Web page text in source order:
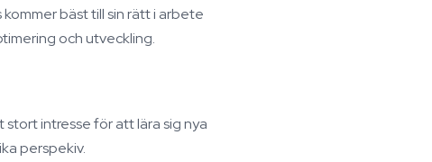
bäst till sin rätt i arbete
och utveckling.
intresse för att lära sig nya
perspekiv.